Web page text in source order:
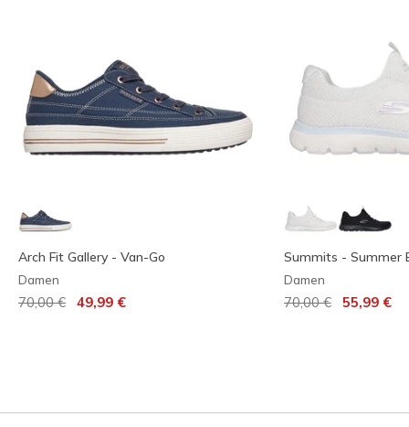
Arch Fit Gallery - Van-Go
Damen
Reduziert von
70,00 € auf
49,99 €
Summits - Summer
Damen
Reduziert von
70,00 €auf55,99 €